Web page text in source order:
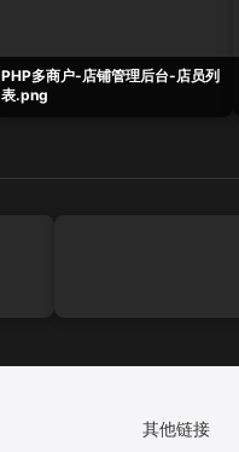
PHP多商户-店铺管理后台-店员列
表.png
其他链接